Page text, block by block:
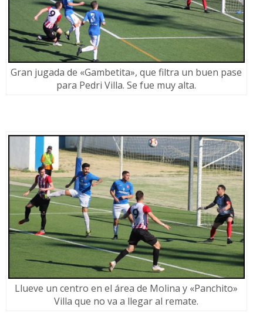
Gran jugada de «Gambetita», que filtra un buen pase
para Pedri Villa. Se fue muy alta.
Llueve un centro en el área de Molina y «Panchito»
Villa que no va a llegar al remate.